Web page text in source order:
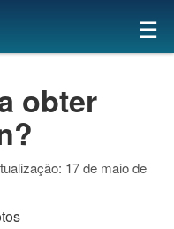
×
☰
obter
17 de maio de